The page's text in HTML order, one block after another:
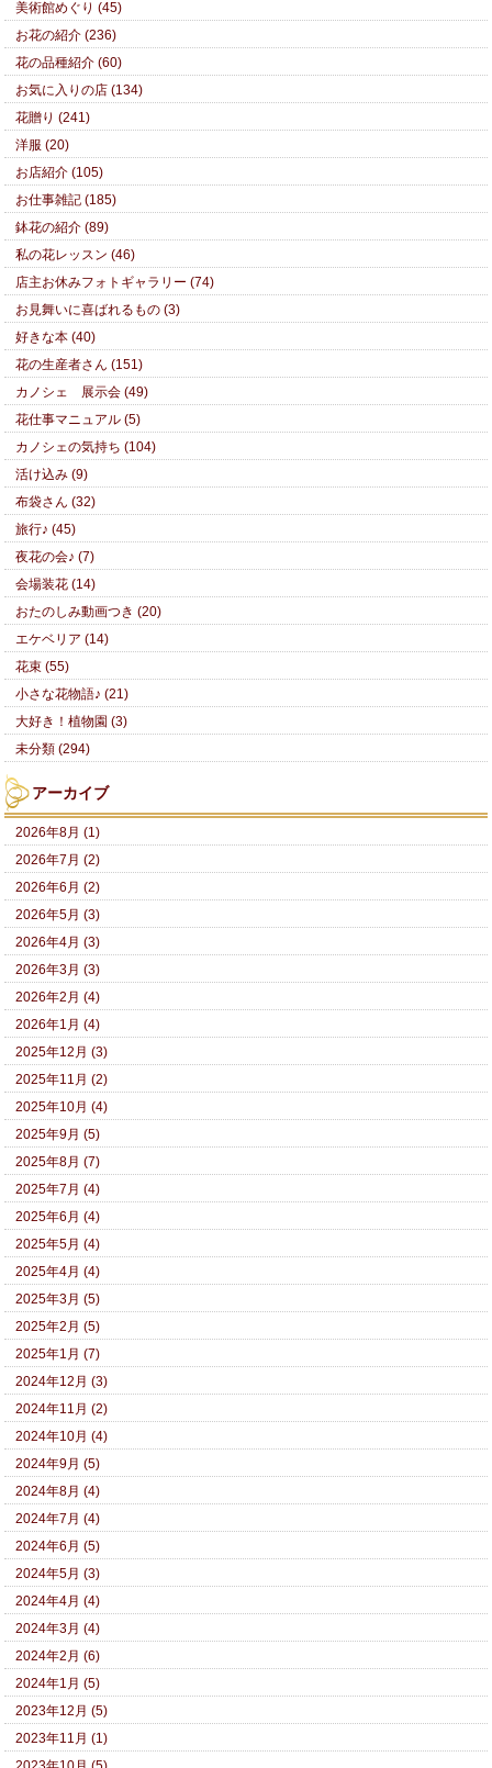
美術館めぐり (45)
お花の紹介 (236)
花の品種紹介 (60)
お気に入りの店 (134)
花贈り (241)
洋服 (20)
お店紹介 (105)
お仕事雑記 (185)
鉢花の紹介 (89)
私の花レッスン (46)
店主お休みフォトギャラリー (74)
お見舞いに喜ばれるもの (3)
好きな本 (40)
花の生産者さん (151)
カノシェ 展示会 (49)
花仕事マニュアル (5)
カノシェの気持ち (104)
活け込み (9)
布袋さん (32)
旅行♪ (45)
夜花の会♪ (7)
会場装花 (14)
おたのしみ動画つき (20)
エケベリア (14)
花束 (55)
小さな花物語♪ (21)
大好き！植物園 (3)
未分類 (294)
アーカイブ
2026年8月 (1)
2026年7月 (2)
2026年6月 (2)
2026年5月 (3)
2026年4月 (3)
2026年3月 (3)
2026年2月 (4)
2026年1月 (4)
2025年12月 (3)
2025年11月 (2)
2025年10月 (4)
2025年9月 (5)
2025年8月 (7)
2025年7月 (4)
2025年6月 (4)
2025年5月 (4)
2025年4月 (4)
2025年3月 (5)
2025年2月 (5)
2025年1月 (7)
2024年12月 (3)
2024年11月 (2)
2024年10月 (4)
2024年9月 (5)
2024年8月 (4)
2024年7月 (4)
2024年6月 (5)
2024年5月 (3)
2024年4月 (4)
2024年3月 (4)
2024年2月 (6)
2024年1月 (5)
2023年12月 (5)
2023年11月 (1)